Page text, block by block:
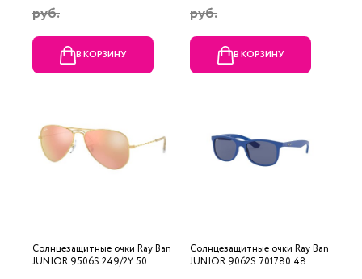
руб.
В КОРЗИНУ
руб.
В КОРЗИНУ
Солнцезащитные очки Ray Ban
JUNIOR 9506S 249/2Y 50
Солнцезащитные очки Ray Ban
JUNIOR 9062S 701780 48